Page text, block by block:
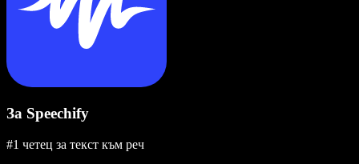
За Speechify
#1 четец за текст към реч